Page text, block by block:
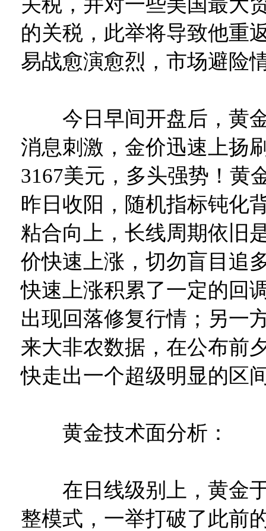
的关税，此举将导致他重
易战愈演愈烈，市场避险
今日早间开盘后，黄金
消息刺激，金价迅速上扬
3167美元，多头强势！黄
昨日收阳，随机指标钝化
粘合向上，长线周期依旧
价快速上涨，切勿盲目追
快速上涨积累了一定的回
出现回落修复行情；另一
来大非农数据，在公布前
快走出一个超级明显的区
黄金技术面分析：
在日线级别上，黄金于
整模式，一举打破了此前